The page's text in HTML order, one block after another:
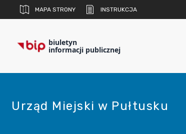
MAPA STRONY INSTRUKCJA
biuletyn
informacji publicznej
Urząd Miejski w Pułtusku